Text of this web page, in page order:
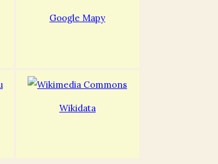
Google Mapy
Wikidata